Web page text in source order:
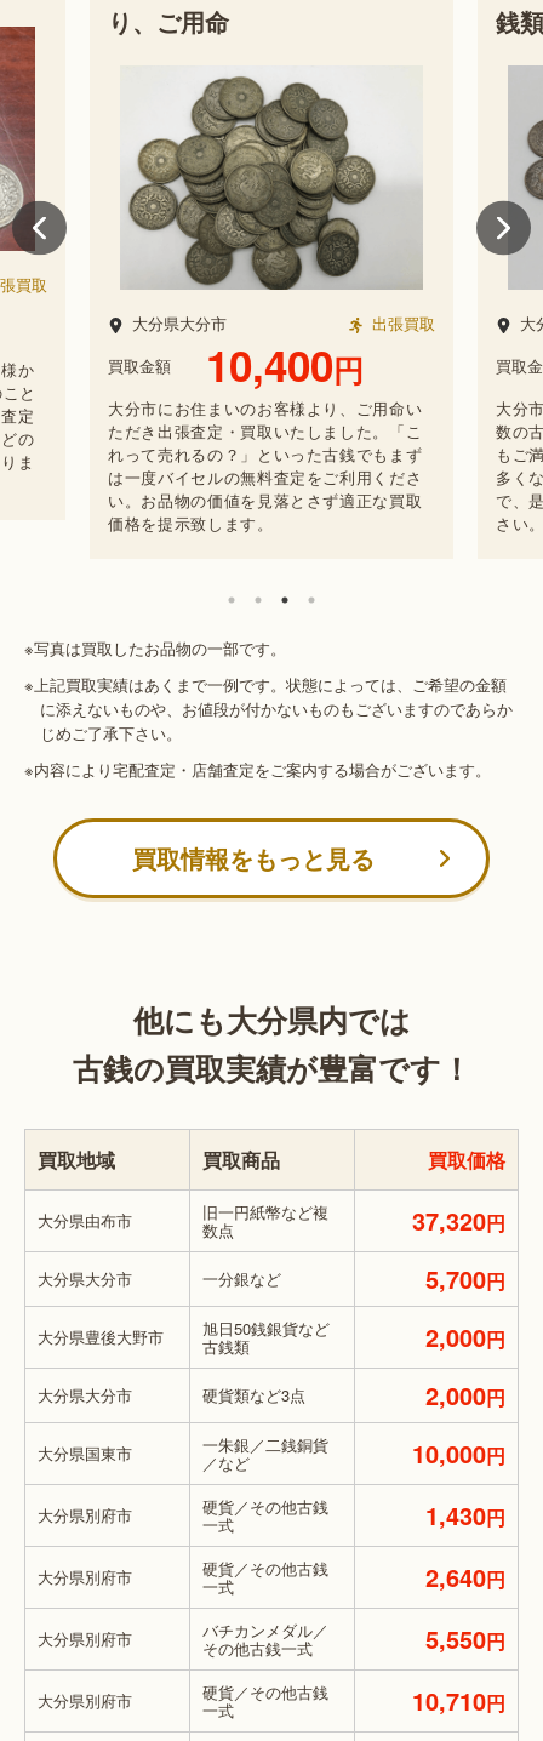
い
こ
ず
さ
銭類をご売却
大分県大分市
出張買取
買取金額
17,800円
大分市のお客様より旧日本銀貨をはじめ多
数の古銭類をご売却頂きました。お値段に
もご満足頂き、何よりです。古銭は枚数が
多くなると重くて運び出しも困難ですの
で、是非バイセルの出張買取をお試しくだ
さい。
大
買取
大分
バイ
ござ
譲り
※写真は買取したお品物の一部です。
※上記買取実績はあくまで一例です。状態によっては、ご希望の金額
に添えないものや、お値段が付かないものもございますのであらか
じめご了承下さい。
※内容により宅配査定・店舗査定をご案内する場合がございます。
買取情報をもっと見る
他にも大分県内では
古銭の買取実績が豊富です！
買取地域 買取商品 買取価格
大分県由布市 旧一円紙幣など複
数点 37,320円
大分県大分市 一分銀など 5,700円
大分県豊後大野市 旭日50銭銀貨など
古銭類 2,000円
大分県大分市 硬貨類など3点 2,000円
大分県国東市 一朱銀／二銭銅貨
／など 10,000円
大分県別府市 硬貨／その他古銭
一式 1,430円
大分県別府市 硬貨／その他古銭
一式 2,640円
大分県別府市 バチカンメダル／
その他古銭一式 5,550円
大分県別府市 硬貨／その他古銭
一式 10,710円